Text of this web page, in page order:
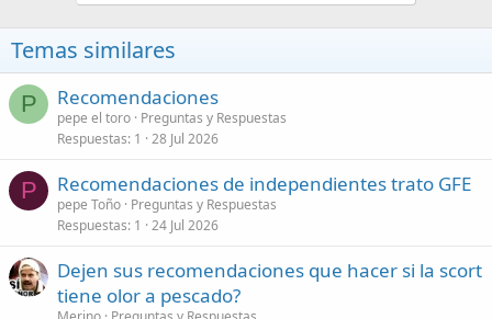
Temas similares
P Recomendaciones
pepe el toro Preguntas y Respuestas
Respuestas 1 28 Jul 2026
P Recomendaciones de independientes trato GFE
pepe Toño Preguntas y Respuestas
Respuestas 1 24 Jul 2026
Dejen sus recomendaciones que hacer si la scort
tiene olor a pescado?